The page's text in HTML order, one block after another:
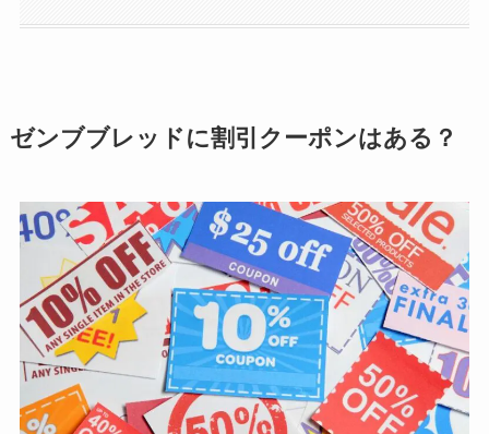
ゼンブブレッドに割引クーポンはある？